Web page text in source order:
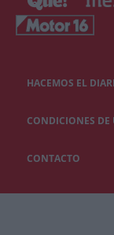
HACEMOS EL
CONDICIONES DE
CONTACTO